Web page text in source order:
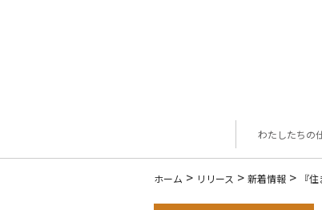
わたしたちの
ホーム > リリース > 新着情報 > 『